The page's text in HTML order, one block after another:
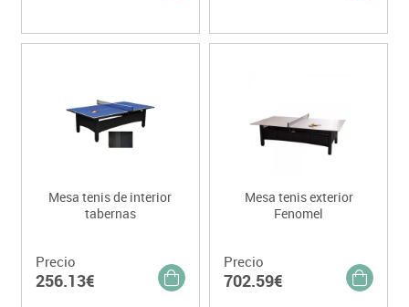
Mesa tenis de interior
tabernas
Precio
256.13€
Mesa tenis exterior
Fenomel
Precio
702.59€